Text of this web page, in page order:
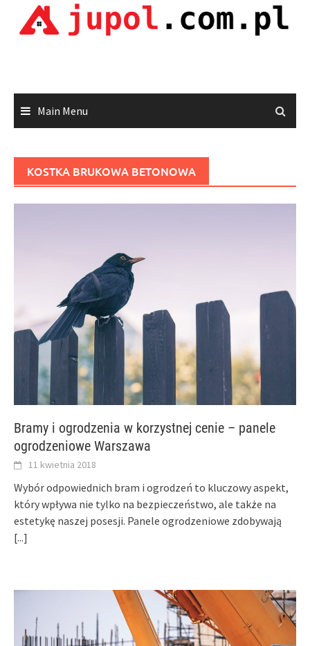
Main Menu
KOSTKA BRUKOWA BETONOWA
Bramy i ogrodzenia w korzystnej cenie – panele
ogrodzeniowe Warszawa
11 kwietnia 2018
Wybór odpowiednich bram i ogrodzeń to kluczowy aspekt,
który wpływa nie tylko na bezpieczeństwo, ale także na
estetykę naszej posesji. Panele ogrodzeniowe zdobywają
[...]